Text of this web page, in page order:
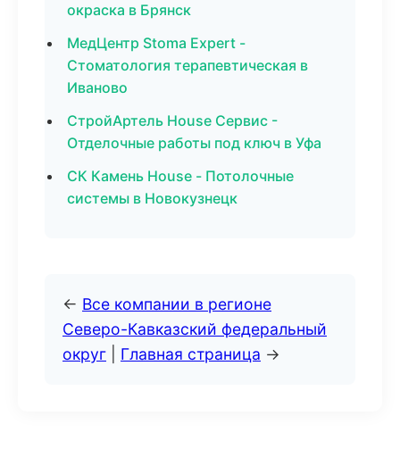
окраска в Брянск
МедЦентр Stoma Expert -
Стоматология терапевтическая в
Иваново
СтройАртель House Сервис -
Отделочные работы под ключ в Уфа
СК Камень House - Потолочные
системы в Новокузнецк
← Все компании в регионе
Северо-Кавказский федеральный
округ
Главная страница →